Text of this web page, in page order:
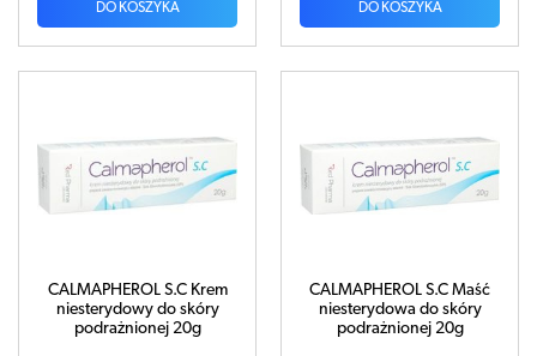
DO KOSZYKA DO KOSZYKA
CALMAPHEROL S.C Krem
niesterydowy do skóry
podrażnionej 20g
CALMAPHEROL S.C Maść
niesterydowa do skóry
podrażnionej 20g